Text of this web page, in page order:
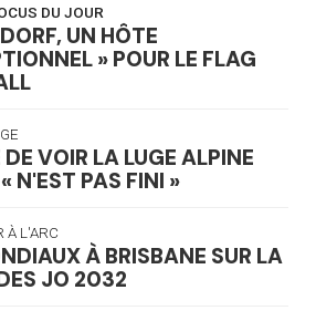
DU JOUR
UN HÔTE
» POUR LE FLAG
DE VOIR LA LUGE ALPINE
N'EST PAS FINI »
À L'ARC
À BRISBANE SUR LA
JO 2032